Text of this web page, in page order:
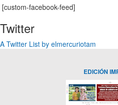
[custom-facebook-feed]
Twitter
A Twitter List by elmercuriotam
EDICIÓN